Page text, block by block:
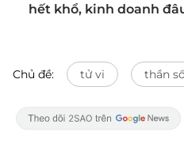
hết khổ, kinh doanh
Chủ đề: tử vi thần